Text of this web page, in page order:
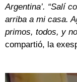
Argentina’. “Salí
arriba a mi casa.
primos, todos, y
compartió, la